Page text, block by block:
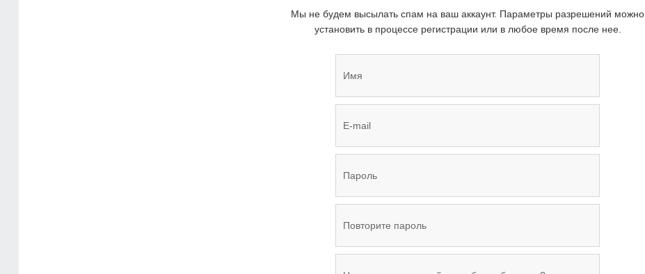
Мы не будем высылать спам на ваш аккаунт. Параметры разрешений можно
установить в процессе регистрации или в любое время после нее.